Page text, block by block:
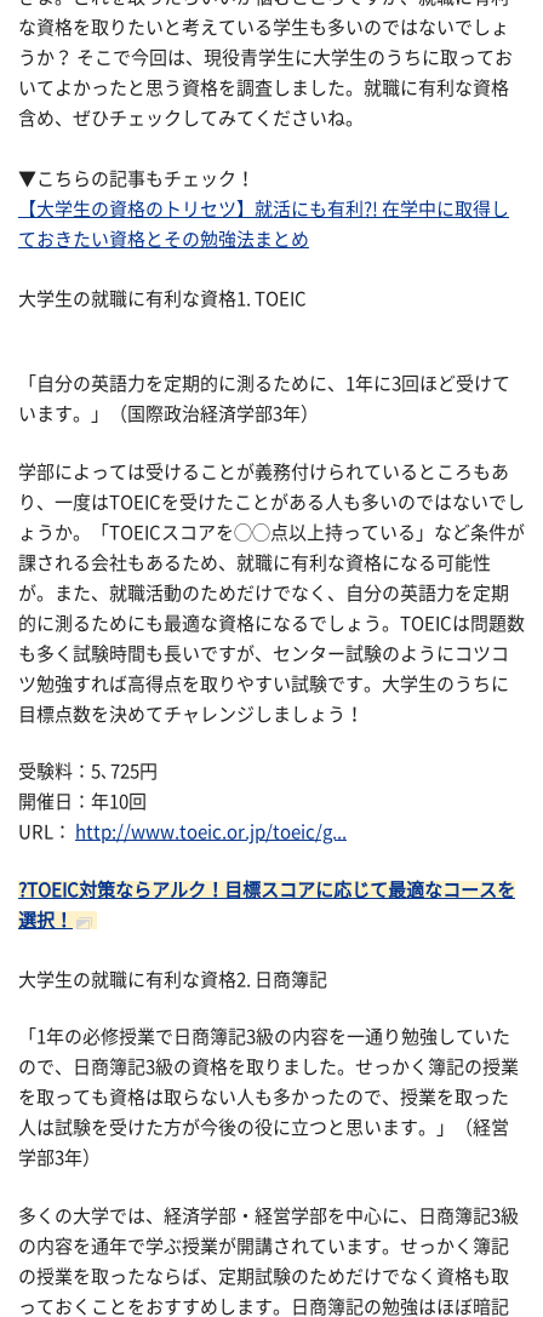
な資格を取りたいと考えている学生も多いのではないでしょ
うか？ そこで今回は、現役青学生に大学生のうちに取ってお
いてよかったと思う資格を調査しました。就職に有利な資格
含め、ぜひチェックしてみてくださいね。
▼こちらの記事もチェック！
【大学生の資格のトリセツ】就活にも有利?! 在学中に取得し
ておきたい資格とその勉強法まとめ
大学生の就職に有利な資格1. TOEIC
「自分の英語力を定期的に測るために、1年に3回ほど受けて
います。」（国際政治経済学部3年）
学部によっては受けることが義務付けられているところもあ
り、一度はTOEICを受けたことがある人も多いのではないでし
ょうか。「TOEICスコアを◯◯点以上持っている」など条件が
課される会社もあるため、就職に有利な資格になる可能性
が。また、就職活動のためだけでなく、自分の英語力を定期
的に測るためにも最適な資格になるでしょう。TOEICは問題数
も多く試験時間も長いですが、センター試験のようにコツコ
ツ勉強すれば高得点を取りやすい試験です。大学生のうちに
目標点数を決めてチャレンジしましょう！
受験料：5､725円
開催日：年10回
URL：
http://www.toeic.or.jp/toeic/g...
?TOEIC対策ならアルク！目標スコアに応じて最適なコースを
選択！
大学生の就職に有利な資格2. 日商簿記
「1年の必修授業で日商簿記3級の内容を一通り勉強していた
ので、日商簿記3級の資格を取りました。せっかく簿記の授業
を取っても資格は取らない人も多かったので、授業を取った
人は試験を受けた方が今後の役に立つと思います。」（経営
学部3年）
多くの大学では、経済学部・経営学部を中心に、日商簿記3級
の内容を通年で学ぶ授業が開講されています。せっかく簿記
の授業を取ったならば、定期試験のためだけでなく資格も取
っておくことをおすすめします。日商簿記の勉強はほぼ暗記